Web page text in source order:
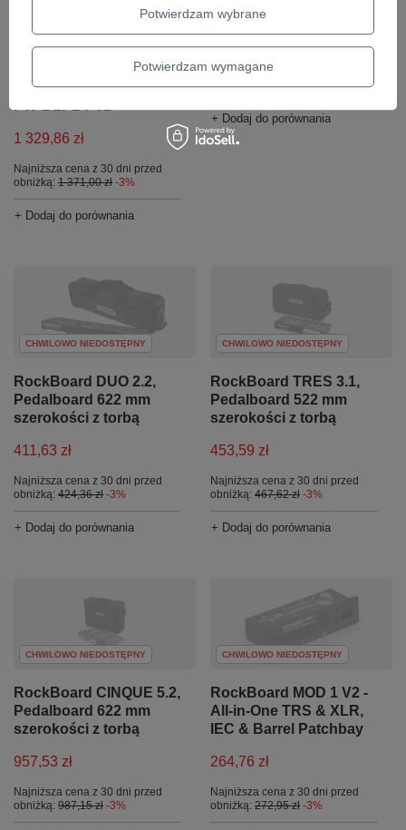
Zestaw pedalboard
D'Addario PW-
XPNDPB-02 z
pedalboard D'Addario
PW-BLPBT-02
1 329,86 zł
Najniższa cena z 30 dni przed
obniżką: 1 371,00 zł -3%
+ Dodaj do porównania
szerokości z torbą
Najniższa cena z 30 dni przed
obniżką:340,93 zł -3%
+ Dodaj do porównania
CHWILOWO NIEDOSTĘPNY
RockBoard DUO 2.2,
Pedalboard 622 mm
szerokości z torbą
411,63 zł
Najniższa cena z 30 dni przed
obniżką: 424,36 zł -3%
+ Dodaj do porównania
CHWILOWO NIEDOSTĘPNY
RockBoard TRES 3.1,
Pedalboard 522 mm
szerokości z torbą
453,59 zł
Najniższa cena z 30 dni przed
obniżką: 467,62 zł -3%
+ Dodaj do porównania
CHWILOWO NIEDOSTĘPNY
RockBoard CINQUE 5.2,
Pedalboard 622 mm
szerokości z torbą
957,53 zł
Najniższa cena z 30 dni przed
obniżką: 987,15 zł -3%
CHWILOWO NIEDOSTĘPNY
RockBoard MOD 1 V2 -
All-in-One TRS & XLR,
IEC & Barrel Patchbay
264,76 zł
Najniższa cena z 30 dni przed
obniżką: 272,95 zł -3%
Potwierdzam wybrane
Potwierdzam wymagane